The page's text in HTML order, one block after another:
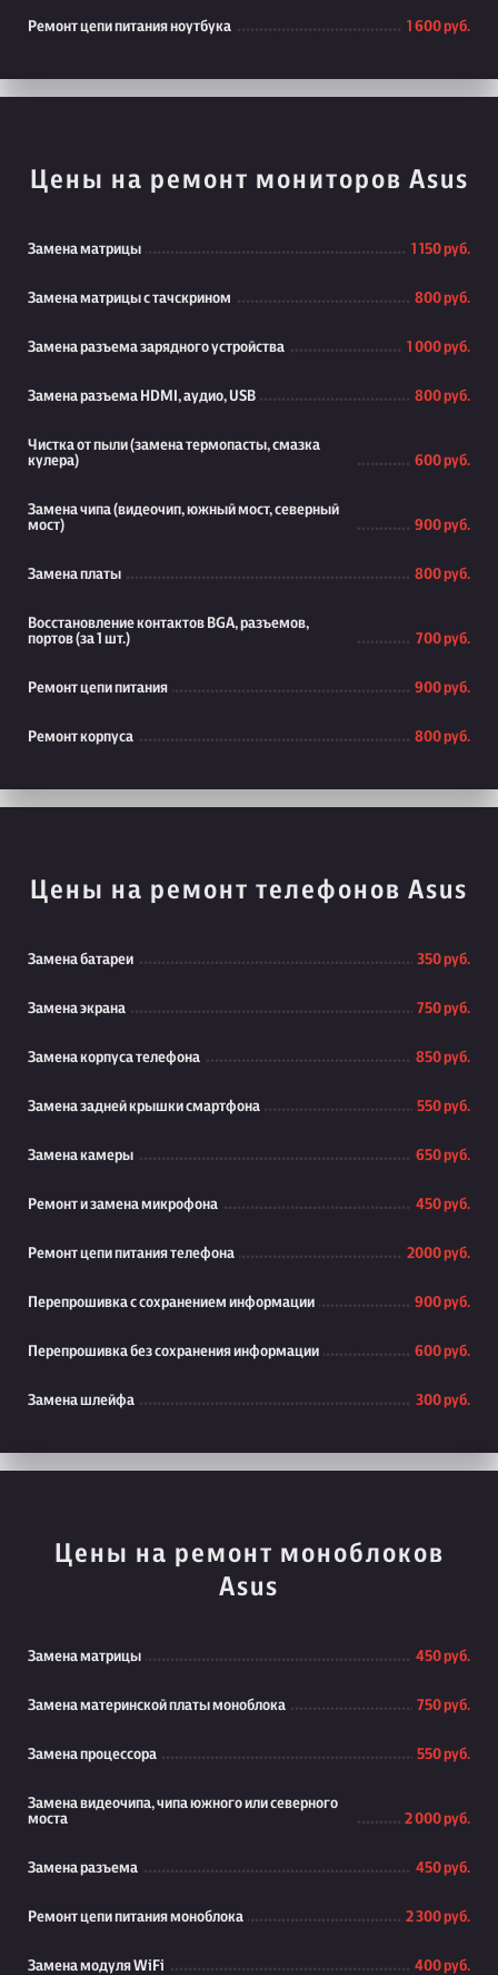
Ремонт цепи питания ноутбука 1 600 руб.
Цены на ремонт мониторов Asus
Замена матрицы 1 150 руб.
Замена матрицы с тачскрином 800 руб.
Замена разъема зарядного устройства 1 000 руб.
Замена разъема HDMI, аудио, USB 800 руб.
Чистка от пыли (замена термопасты, смазка
кулера)
600 руб.
Замена чипа (видеочип, южный мост, северный
мост)
900 руб.
Замена платы 800 руб.
Восстановление контактов BGA, разъемов,
портов (за 1 шт.)
700 руб.
Ремонт цепи питания 900 руб.
Ремонт корпуса 800 руб.
Цены на ремонт телефонов Asus
Замена батареи 350 руб.
Замена экрана 750 руб.
Замена корпуса телефона 850 руб.
Замена задней крышки смартфона 550 руб.
Замена камеры 650 руб.
Ремонт и замена микрофона 450 руб.
Ремонт цепи питания телефона 2000 руб.
Перепрошивка с сохранением информации 900 руб.
Перепрошивка без сохранения информации 600 руб.
Замена шлейфа 300 руб.
Цены на ремонт моноблоков
Asus
Замена матрицы 450 руб.
Замена материнской платы моноблока 750 руб.
Замена процессора 550 руб.
Замена видеочипа, чипа южного или северного
моста
2 000 руб.
Замена разъема 450 руб.
Ремонт цепи питания моноблока 2 300 руб.
Замена модуля WiFi 400 руб.